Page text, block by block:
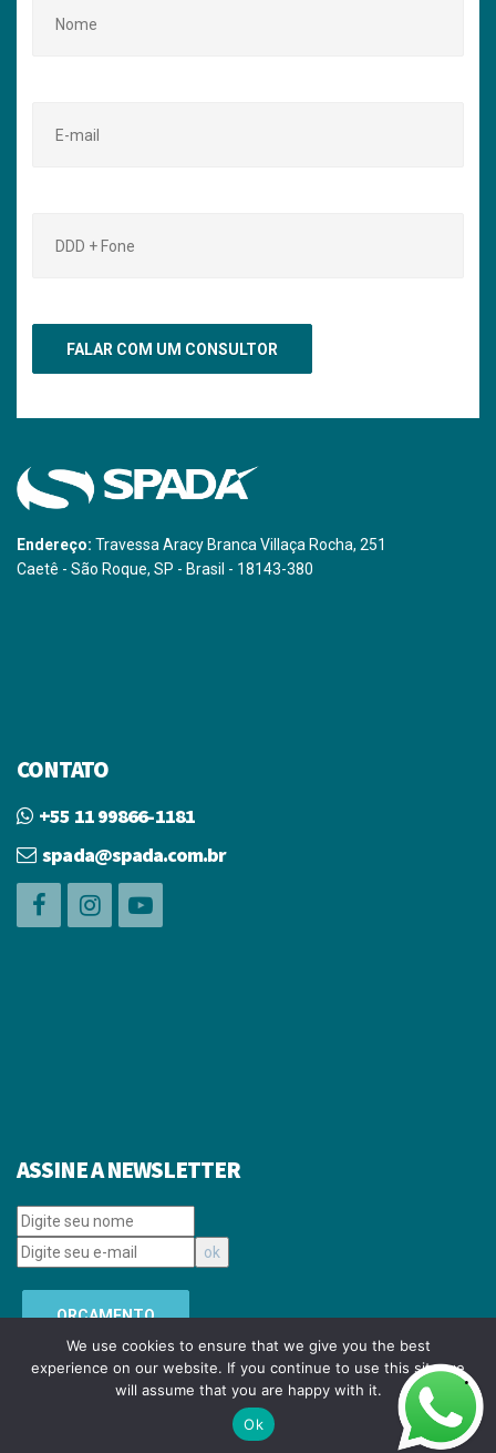
Endereço: Travessa Aracy Branca Villaça Rocha, 251
Caetê - São Roque, SP - Brasil - 18143-380
CONTATO
+55 11 99866-1181
spada@spada.com.br
ASSINE A NEWSLETTER
ORÇAMENTO
Copyright © 2008-2026 SPADA MIDIA E EVENTOS LTDA. Todos os direitos
We use cookies to ensure that we give you the best
experience on our website. If you continue to use this site we
will assume that you are happy with it.
Ok